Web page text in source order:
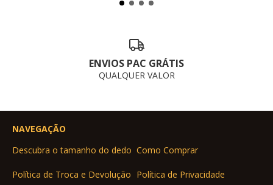
ENVIOS PAC GRÁTIS
QUALQUER VALOR
NAVEGAÇÃO
Descubra o tamanho do dedo Como Comprar
Política de Troca e Devolução Política de Privacidade